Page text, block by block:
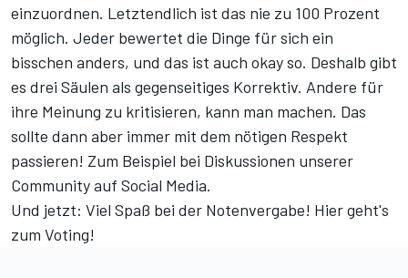
einzuordnen. Letztendlich ist das nie zu 100 Prozent
möglich. Jeder bewertet die Dinge für sich ein
bisschen anders, und das ist auch okay so. Deshalb gibt
es drei Säulen als gegenseitiges Korrektiv. Andere für
ihre Meinung zu kritisieren, kann man machen. Das
sollte dann aber immer mit dem nötigen Respekt
passieren! Zum Beispiel bei Diskussionen unserer
Community auf Social Media.
Und jetzt: Viel Spaß bei der Notenvergabe! Hier geht's
zum Voting!